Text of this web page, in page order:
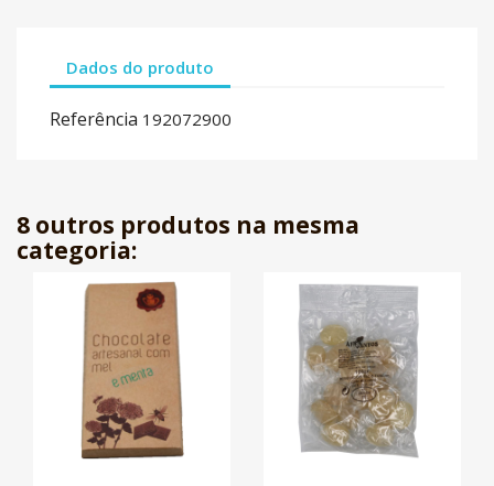
Dados do produto
Referência 192072900
8 outros produtos na mesma
categoria: